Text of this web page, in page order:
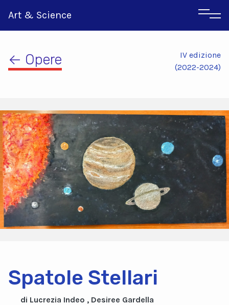
Art & Science
Inglese
Greco
← Opere
IV edizione
(2022-2024)
Spatole Stellari
di Lucrezia Indeo , Desiree Gardella